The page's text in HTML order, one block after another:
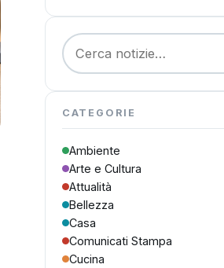
Cerca:
CATEGORIE
Ambiente
Arte e Cultura
Attualità
Bellezza
Casa
Comunicati Stampa
Cucina